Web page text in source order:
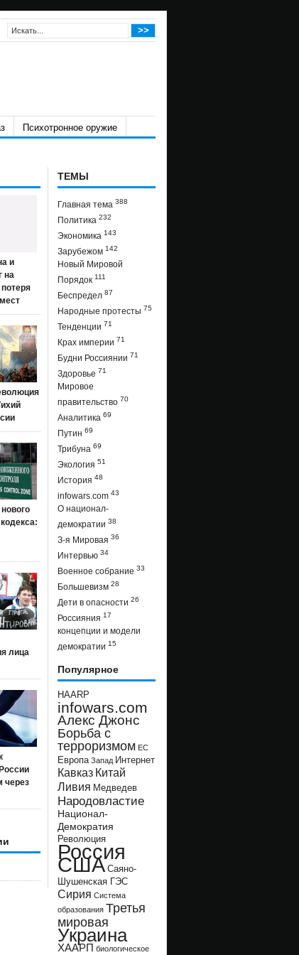
Психотронное оружие
и
на
лица
через
ТЕМЫ
Главная тема 388
Политика 232
Экономика 143
Зарубежом 142
Новый Мировой
Порядок 111
Беспредел 87
Народные протесты 75
Тенденции 71
Крах империи 71
Будни Россиянии 71
Здоровье 71
Мировое
правительство 70
Аналитика 69
Путин 69
Трибуна 69
Экология 51
История 48
infowars.com 43
О национал-
демократии 38
З-я Мировая 36
Интервью 34
Военное собрание 33
Большевизм 28
Дети в опасности 26
Россияния 17
концепции и модели
демократии 15
Популярное
HAARP
infowars.com
Алекс Джонс
Борьба с
терроризмом ЕС
Европа Запад Интернет
Кавказ Китай
Ливия Медведев
Народовластие
Национал-
Демократия
Революция
Россия
США Саяно-
Шушенская ГЭС
Сирия Система
образования Третья
мировая
Украина
ХААРП биологическое